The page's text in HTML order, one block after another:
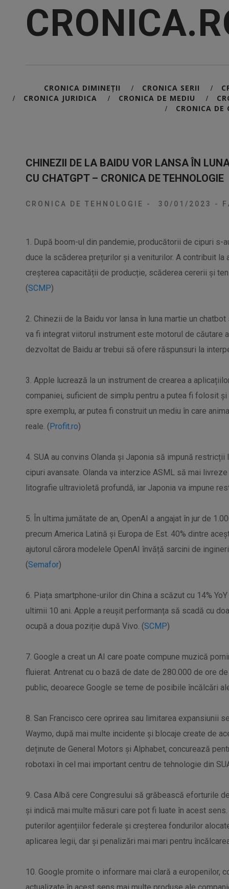
CRONICA DIMINEȚII / CRONICA SERII /
/ CRONICA JURIDICA / CRONICA DE MEDIU /
/ CRONICA DE
CHINEZII DE LA BAIDU VOR LANSA ÎN
CU CHATGPT – CRONICA DE TEHNOLOGIE
CRONICA DE TEHNOLOGIE - 30/01/2023 -
1. După boom-ul din pandemie, producătorii de cipuri s-
duce la scăderea prețurilor și a veniturilor. A contribuit
creșterea capacității de producție, scăderea cererii și
(SCMP)
2. Chinezii de la Baidu vor lansa în luna martie un
va fi integrat viitorul instrument este motorul de căutare
dezvoltat de Baidu ar trebui să ofere răspunsuri la
3. Apple lucrează la un instrument de crearea a
companiei, suficient de simplu pentru a putea fi folosit
spre exemplu, ar putea fi construit un mediu în care
reale. (Profit.ro)
4. SUA au convins Olanda și Japonia să impună
cipuri avansate. Olanda va interzice ASML să mai
litografie ultravioletă profundă, iar Japonia va impune
5. În ultima jumătate de an, OpenAI a angajat în jur de
precum America Latină și Europa de Est. 40% dintre
ajutorul cărora modelele OpenAI învăță sarcini de
(Semafor)
6. Piața smartphone-urilor din China a scăzut cu 14%
ultimii 10 ani. Apple a reușit performanța să scadă cu
ocupă a doua poziție după Vivo. (SCMP)
7. Google a creat un AI care poate compune muzică
fluierat. Antrenat cu o bază de date de 280.000 de ore
public, deoarece Google se teme de posibile încălcări
8. San Francisco cere oprirea sau limitarea expansiunii
Waymo, după mai multe incidente și blocaje create de
deținute de General Motors și Alphabet, concurează
robotaxi în cel mai important centru de tehnologie din
9. Casa Albă cere Congresului să grăbească eforturile
și indică mai multe măsuri care pot fi luate în acest
puterilor agențiilor federale și creșterea fondurilor
aplicarea legii, dar și penalizări mai mari pentru
10. Google promite o informare mai clară a europenilor,